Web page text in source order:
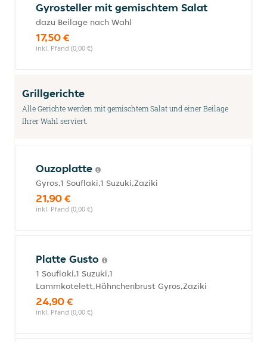
Gyrosteller mit gemischtem Salat
dazu Beilage nach Wahl
17,50 €
inkl. Pfand (0,00 €)
Grillgerichte
Alle Gerichte werden mit gemischtem Salat und einer Beilage
Ihrer Wahl serviert.
Ouzoplatte
Gyros,1 Souflaki,1 Suzuki,Zaziki
21,90 €
inkl. Pfand (0,00 €)
Platte Gusto
1 Souflaki,1 Suzuki,1
Lammkotelett,Hähnchenbrust Gyros,Zaziki
24,90 €
inkl. Pfand (0,00 €)